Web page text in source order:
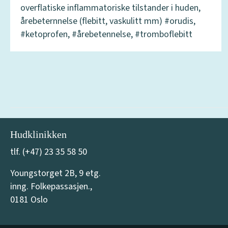
overflatiske inflammatoriske tilstander i huden,
årebeternnelse (flebitt, vaskulitt mm) #orudis,
#ketoprofen, #årebetennelse, #tromboflebitt
Hudklinikken
tlf. (+47) 23 35 58 50
Youngstorget 2B, 9 etg.
inng. Folkepassasjen.,
0181 Oslo